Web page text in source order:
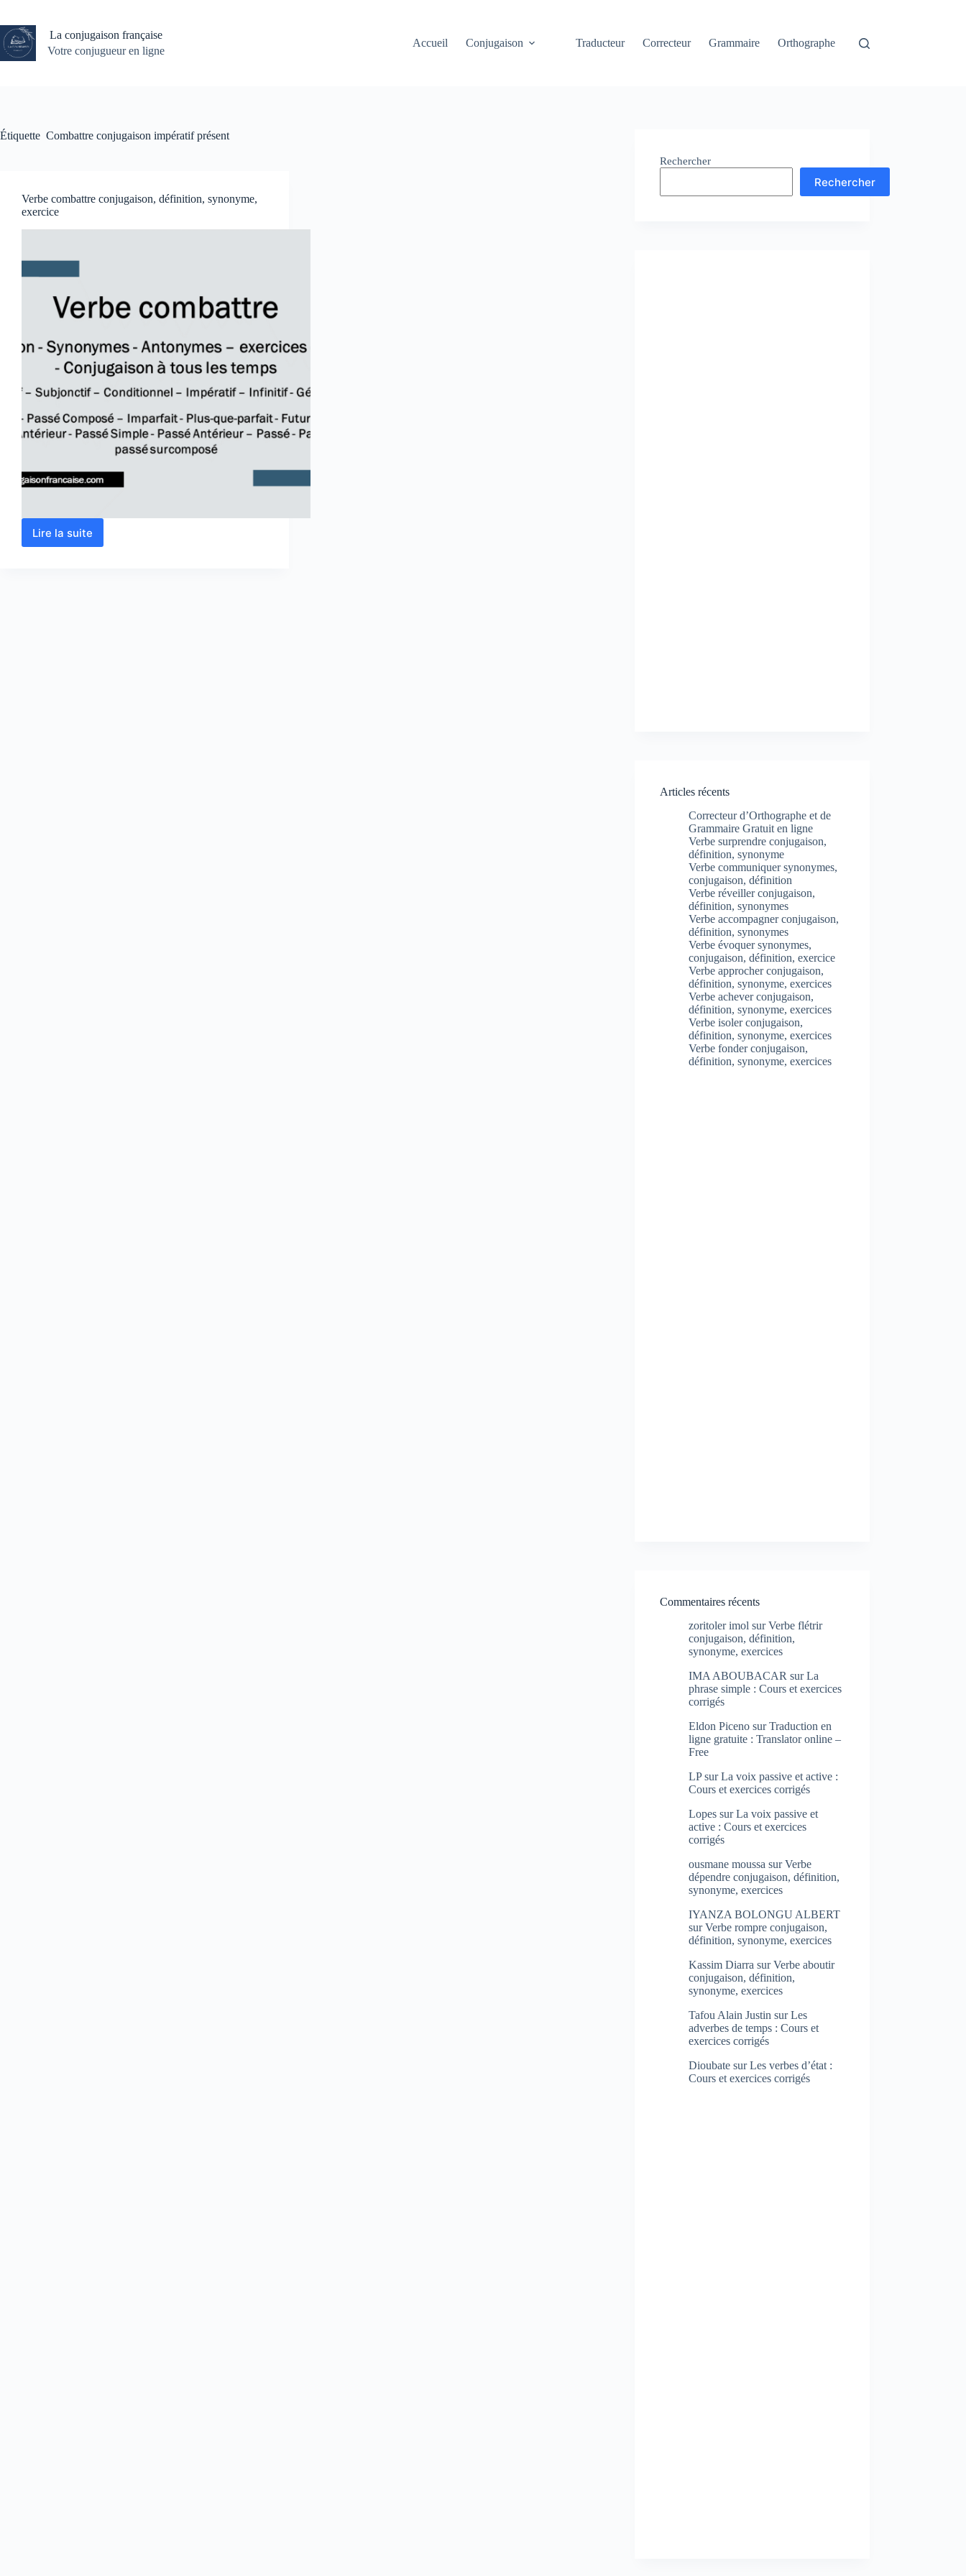
contenu
La conjugaison française
Votre conjugueur en ligne
Accueil Conjugaison Traducteur Correcteur Grammaire Orthographe
Étiquette Combattre conjugaison impératif présent
Verbe combattre conjugaison, définition, synonyme,
exercice
Lire la suite
Verbe
Rechercher
Rechercher
Articles récents
Correcteur d’Orthographe et de
Grammaire Gratuit en ligne
Verbe surprendre conjugaison,
définition, synonyme
Verbe communiquer synonymes,
conjugaison, définition
Verbe réveiller conjugaison,
définition, synonymes
Verbe accompagner conjugaison,
définition, synonymes
Verbe évoquer synonymes,
conjugaison, définition, exercice
Verbe approcher conjugaison,
définition, synonyme, exercices
Verbe achever conjugaison,
définition, synonyme, exercices
Verbe isoler conjugaison,
définition, synonyme, exercices
Verbe fonder conjugaison,
définition, synonyme, exercices
Commentaires récents
zoritoler imol surVerbe flétrir
conjugaison, définition,
synonyme, exercices
IMA ABOUBACAR surLa
phrase simple : Cours et exercices
corrigés
Eldon Piceno surTraduction en
ligne gratuite : Translator online –
Free
LPsurLa voix passive et active :
Cours et exercices corrigés
Lopes surLa voix passive et
active : Cours et exercices
corrigés
ousmane moussa surVerbe
dépendre conjugaison, définition,
synonyme, exercices
IYANZA BOLONGU ALBERT
surVerbe rompre conjugaison,
définition, synonyme, exercices
Kassim Diarra surVerbe aboutir
conjugaison, définition,
synonyme, exercices
Tafou Alain Justin surLes
adverbes de temps : Cours et
exercices corrigés
Dioubate surLes verbes d’état :
Cours et exercices corrigés